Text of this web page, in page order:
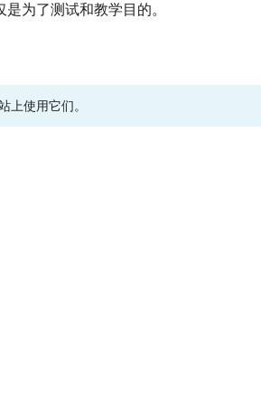
为了测试和教学目的。
上使用它们。